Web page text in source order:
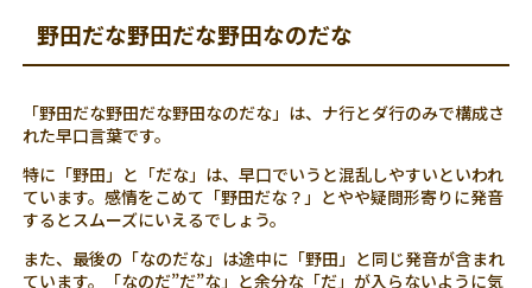
野田だな野田だな野田なのだな
「野田だな野田だな野田なのだな」は、ナ行とダ行のみで構成さ
れた早口言葉です。
特に「野田」と「だな」は、早口でいうと混乱しやすいといわれ
ています。感情をこめて「野田だな？」とやや疑問形寄りに発音
するとスムーズにいえるでしょう。
また、最後の「なのだな」は途中に「野田」と同じ発音が含まれ
ています。「なのだ”だ”な」と余分な「だ」が入らないように気